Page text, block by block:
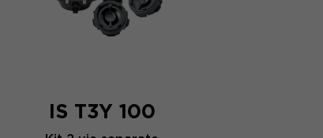
IS T3Y 100